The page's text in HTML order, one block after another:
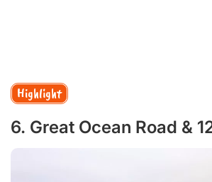
Highlight
6. Great Ocean Road &